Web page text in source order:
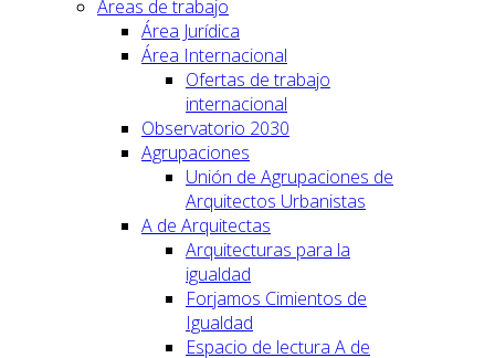
Áreas de trabajo
Área Jurídica
Área Internacional
Ofertas de trabajo
internacional
Observatorio 2030
Agrupaciones
Unión de Agrupaciones de
Arquitectos Urbanistas
A de Arquitectas
Arquitecturas para la
igualdad
Forjamos Cimientos de
Igualdad
Espacio de lectura A de